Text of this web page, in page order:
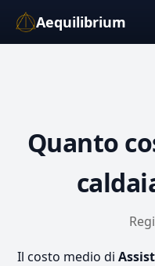
Aequilibrium
Quanto
Il costo medio di